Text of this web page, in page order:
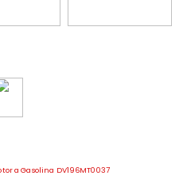
a Gasolina DV196MT0037